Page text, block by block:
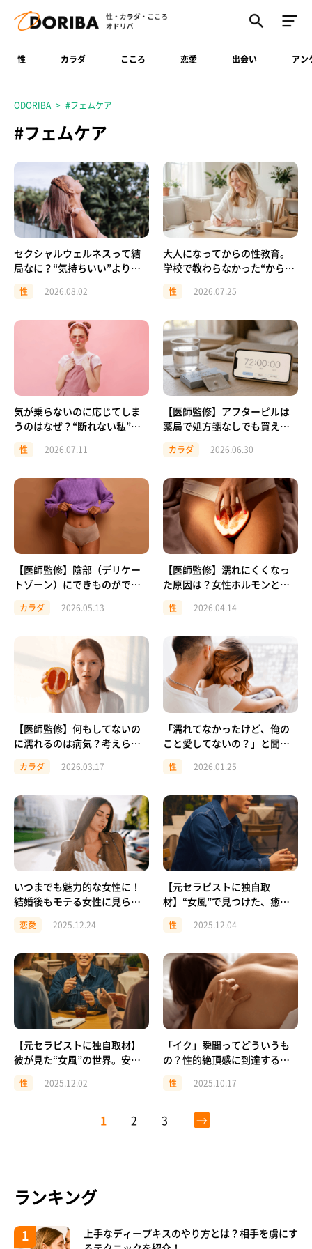
性 カラダ こころ 恋愛 出会い アン
ODORIBA #フェムケア
#フェムケア
セクシャルウェルネスって結
局なに？“気持ちいい”より先
性 2026.08.02
大人になってからの性教育。
学校で教わらなかった“から
性 2026.07.25
気が乗らないのに応じてしま
うのはなぜ？“断れない私”を
性 2026.07.11
【医師監修】アフターピルは
薬局で処方箋なしでも買え
説
カラダ 2026.06.30
【医師監修】陰部（デリケー
トゾーン）にできものができ
を解説
カラダ 2026.05.13
【医師監修】濡れにくくなっ
た原因は？女性ホルモンとの
性 2026.04.14
【医師監修】何もしてないの
に濡れるのは病気？考えられ
ケース
カラダ 2026.03.17
「濡れてなかったけど、俺の
こと愛してないの？」と聞か
の反応と、愛情は別の話
性 2026.01.25
いつまでも魅力的な女性に！
結婚後もモテる女性に見られ
恋愛 2025.12.24
【元セラピストに独自取
材】“女風”で見つけた、癒し
後編
性 2025.12.04
【元セラピストに独自取材】
彼が見た“女風”の世界。安心
性 2025.12.02
「イク」瞬間ってどういうも
の？性的絶頂感に到達するた
性 2025.10.17
1 2 3 →
ランキング
上手なディープキスのやり方とは？相手を虜にす